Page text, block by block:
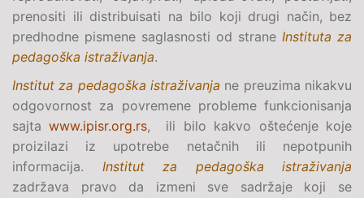
prenositi ili distribuisati na bilo koji drugi način, bez
predhodne pismene saglasnosti od strane Instituta za
pedagoška istraživanja.
Institut za pedagoška istraživanja ne preuzima nikakvu
odgovornost za povremene probleme funkcionisanja
sajtawww.ipisr.org.rs, ili bilo kakvo oštećenje koje
proizilazi iz upotrebe netačnih ili nepotpunih
informacija. Institut za pedagoška istraživanja
zadržava pravo da izmeni sve sadržaje koji se